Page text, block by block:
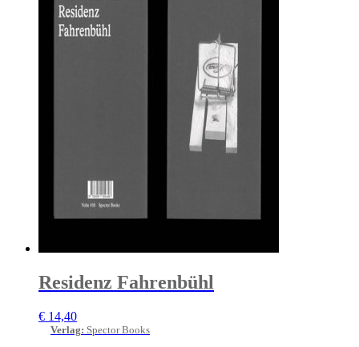
Residenz Fahrenbühl
€ 14,40
Verlag: Spector Books